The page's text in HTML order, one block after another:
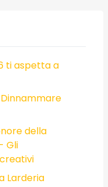
ti aspetta a
della
Gli
Larderia